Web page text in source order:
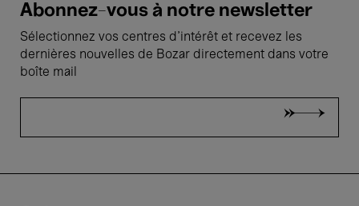
Abonnez-vous à notre newsletter
Sélectionnez vos centres d'intérêt et recevez les
dernières nouvelles de Bozar directement dans votre
boîte mail